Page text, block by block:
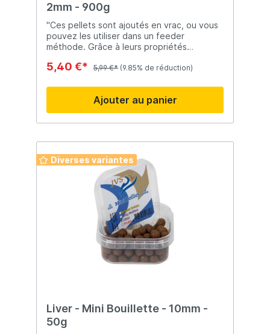
2mm - 900g
"Ces pellets sont ajoutés en vrac, ou vous
pouvez les utiliser dans un feeder
méthode. Grâce à leurs propriétés
humidifiés, vous pouvez les coller dans le
pellets se détachent du feeder méthode.
Le pellet est riche en substances actives
grâce à un mélange de diverses farines de
poissons. La couleur est beige."
5,40 €* 5,99 €* (9.85% de réduction)
Ajouter au panier
Diverses variantes
Liver - Mini Bouillette - 10mm -
50g